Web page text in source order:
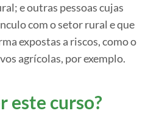
e outras pessoas cujas
com o setor rural e que
expostas a riscos, como o
agrícolas, por exemplo.
este curso?